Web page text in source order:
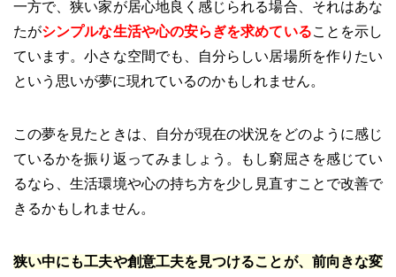
一方で、狭い家が居心地良く感じられる場合、それはあな
たがシンプルな生活や心の安らぎを求めていることを示し
ています。小さな空間でも、自分らしい居場所を作りたい
という思いが夢に現れているのかもしれません。
この夢を見たときは、自分が現在の状況をどのように感じ
ているかを振り返ってみましょう。もし窮屈さを感じてい
るなら、生活環境や心の持ち方を少し見直すことで改善で
きるかもしれません。
狭い中にも工夫や創意工夫を見つけることが、前向きな変